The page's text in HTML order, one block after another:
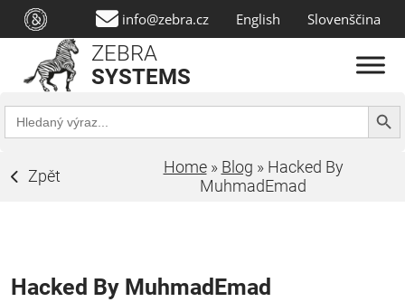
info@zebra.cz English Slovenščina
ZEBRA
SYSTEMS
Search
for:
Search
Zpět Home» Blog » Hacked By
MuhmadEmad
Hacked By MuhmadEmad